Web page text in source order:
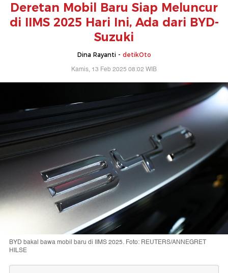
Deretan Mobil Baru Siap Meluncur
di IIMS 2025 Hari Ini, Ada dari BYD-
Suzuki
Dina Rayanti - detikOto
Kamis, 13 Feb 2025 08:02 WIB
BYD bakal bawa mobil baru di IIMS 2025. Foto: REUTERS/ANNEGRET
HILSE